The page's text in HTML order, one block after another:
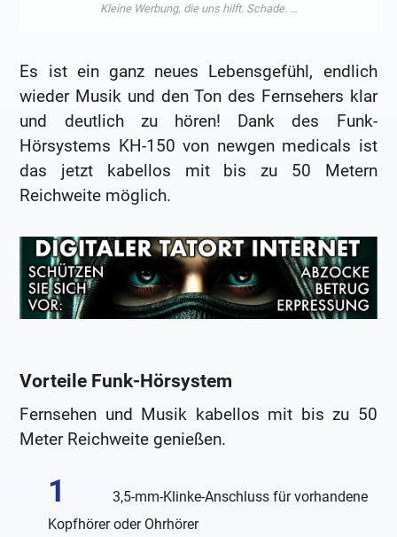
Es ist ein ganz neues Lebensgefühl, endlich
wieder Musik und den Ton des Fernsehers klar
und deutlich zu hören! Dank des Funk-
Hörsystems KH-150 von newgen medicals ist
das jetzt kabellos mit bis zu 50 Metern
Reichweite möglich.
Vorteile Funk-Hörsystem
Fernsehen und Musik kabellos mit bis zu 50
Meter Reichweite genießen.
3,5-mm-Klinke-Anschluss für vorhandene
Kopfhörer oder Ohrhörer